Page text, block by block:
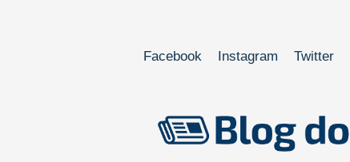
Facebook Instagram Twitter